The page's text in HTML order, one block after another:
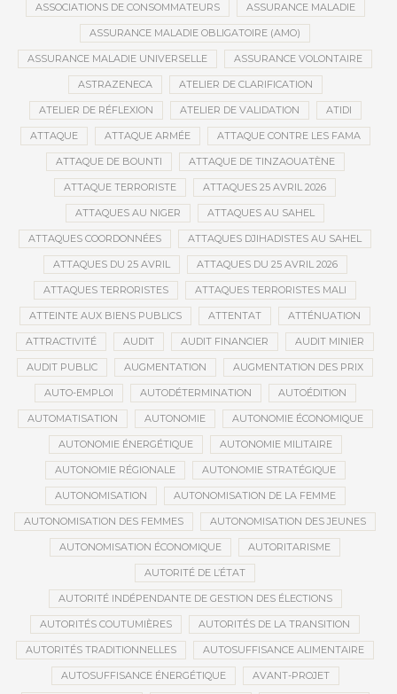
ASSOCIATIONS DE CONSOMMATEURS ASSURANCE MALADIE
ASSURANCE MALADIE OBLIGATOIRE (AMO)
ASSURANCE MALADIE UNIVERSELLE ASSURANCE VOLONTAIRE
ASTRAZENECA ATELIER DE CLARIFICATION
ATELIER DE RÉFLEXION ATELIER DE VALIDATION ATIDI
ATTAQUE ATTAQUE ARMÉE ATTAQUE CONTRE LES FAMA
ATTAQUE DE BOUNTI ATTAQUE DE TINZAOUATÈNE
ATTAQUE TERRORISTE ATTAQUES 25 AVRIL 2026
ATTAQUES AU NIGER ATTAQUES AU SAHEL
ATTAQUES COORDONNÉES ATTAQUES DJIHADISTES AU SAHEL
ATTAQUES DU 25 AVRIL ATTAQUES DU 25 AVRIL 2026
ATTAQUES TERRORISTES ATTAQUES TERRORISTES MALI
ATTEINTE AUX BIENS PUBLICS ATTENTAT ATTÉNUATION
ATTRACTIVITÉ AUDIT AUDIT FINANCIER AUDIT MINIER
AUDIT PUBLIC AUGMENTATION AUGMENTATION DES PRIX
AUTO-EMPLOI AUTODÉTERMINATION AUTOÉDITION
AUTOMATISATION AUTONOMIE AUTONOMIE ÉCONOMIQUE
AUTONOMIE ÉNERGÉTIQUE AUTONOMIE MILITAIRE
AUTONOMIE RÉGIONALE AUTONOMIE STRATÉGIQUE
AUTONOMISATION AUTONOMISATION DE LA FEMME
AUTONOMISATION DES FEMMES AUTONOMISATION DES JEUNES
AUTONOMISATION ÉCONOMIQUE AUTORITARISME
AUTORITÉ DE L’ÉTAT
AUTORITÉ INDÉPENDANTE DE GESTION DES ÉLECTIONS
AUTORITÉS COUTUMIÈRES AUTORITÉS DE LA TRANSITION
AUTORITÉS TRADITIONNELLES AUTOSUFFISANCE ALIMENTAIRE
AUTOSUFFISANCE ÉNERGÉTIQUE AVANT-PROJET